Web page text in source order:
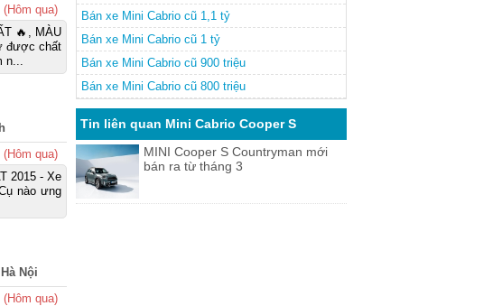
(Hôm qua)
🔥, MÀU
được chất
n...
(Hôm qua)
2015 - Xe
nào ưng
Hà Nội
(Hôm qua)
Bán xe Mini Cabrio cũ 1,1 tỷ
Bán xe Mini Cabrio cũ 1 tỷ
Bán xe Mini Cabrio cũ 900 triệu
Bán xe Mini Cabrio cũ 800 triệu
Tin liên quan Mini Cabrio Cooper S
MINI Cooper S Countryman mới
bán ra từ tháng 3